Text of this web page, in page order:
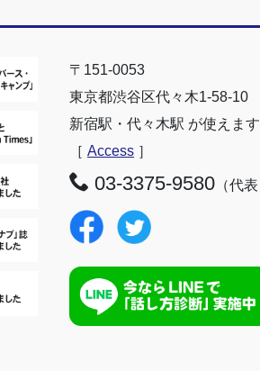
〒151-0053
東京都渋谷区代々木1-58-10
新宿駅・代々木駅 が使えます
［ Access］
03-3375-9580（代表